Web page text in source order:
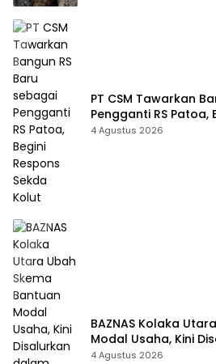
PT CSM Tawarkan
Pengganti RS Patoa,
Kolut
4 Agustus 2026
BAZNAS Kolaka
Modal Usaha, Kini
Barang Senilai
4 Agustus 2026